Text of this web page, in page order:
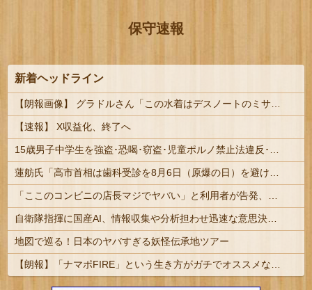
保守速報
新着ヘッドライン
【速報】 X収益化、終了へ
地図で巡る！日本のヤバすぎる妖怪伝承地ツアー